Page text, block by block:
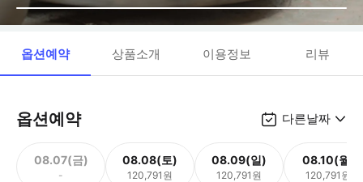
옵션예약 상품소개 이용정보 리뷰
옵션예약 다른날짜
08.07(금)
-
08.08(토)
120,791원
08.09(일)
120,791원
08.10(월)
120,791원